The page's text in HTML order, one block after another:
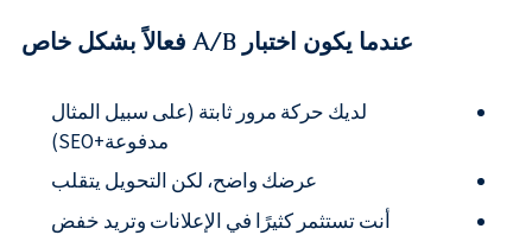
عندما يكون اختبار A/B فعالاً بشكل خاص
لديك حركة مرور ثابتة (على سبيل المثال
مدفوعة+SEO)
عرضك واضح، لكن التحويل يتقلب
أنت تستثمر كثيرًا في الإعلانات وتريد خفض